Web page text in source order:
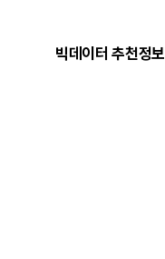
빅데이터 추천정보